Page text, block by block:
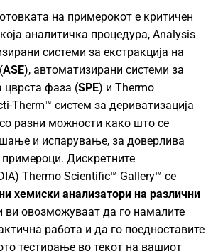
на примерокот е критичен
аналитичка процедура, Analysis
системи за екстракција на
ASE), автоматизирани системи за
цврста фаза (SPE) и Thermo
Therm™ систем за дериватизација
разни можности како што се
и испарување, за доверлива
Дискретните
Thermo Scientific™ Gallery™ се
хемиски анализатори на различни
ви овозможуваат да го намалите
работа и да го поедноставите
тестирање во текот на вашиот